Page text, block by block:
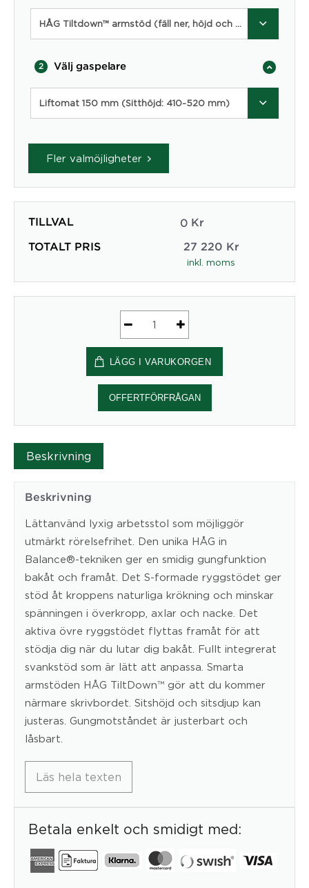
2 Välj gaspelare
Liftomat 150 mm (Sitthöjd: 410-520 mm)
Fler valmöjligheter
TILLVAL 0 Kr
TOTALT PRIS 27 220 Kr
inkl. moms
Ergonomisk
Kontorsstol
HÅG
Tribute
9021
mängd
LÄGG I VARUKORGEN
OFFERTFÖRFRÅGAN
Beskrivning
Beskrivning
Lättanvänd lyxig arbetsstol som möjliggör
utmärkt rörelsefrihet. Den unika HÅG in
Balance®-tekniken ger en smidig gungfunktion
bakåt och framåt. Det S-formade ryggstödet ger
stöd åt kroppens naturliga krökning och minskar
spänningen i överkropp, axlar och nacke. Det
aktiva övre ryggstödet flyttas framåt för att
stödja dig när du lutar dig bakåt. Fullt integrerat
svankstöd som är lätt att anpassa. Smarta
armstöden HÅG TiltDown™ gör att du kommer
närmare skrivbordet. Sitshöjd och sitsdjup kan
justeras. Gungmotståndet är justerbart och
låsbart.
Läs hela texten
Betala enkelt och smidigt med: